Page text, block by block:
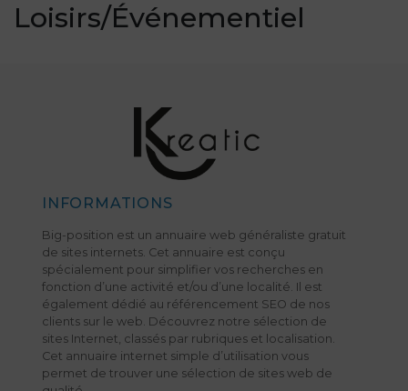
Loisirs/Événementiel
INFORMATIONS
Big-position est un annuaire web généraliste gratuit
de sites internets. Cet annuaire est conçu
spécialement pour simplifier vos recherches en
fonction d’une activité et/ou d’une localité. Il est
également dédié au référencement SEO de nos
clients sur le web. Découvrez notre sélection de
sites Internet, classés par rubriques et localisation.
Cet annuaire internet simple d’utilisation vous
permet de trouver une sélection de sites web de